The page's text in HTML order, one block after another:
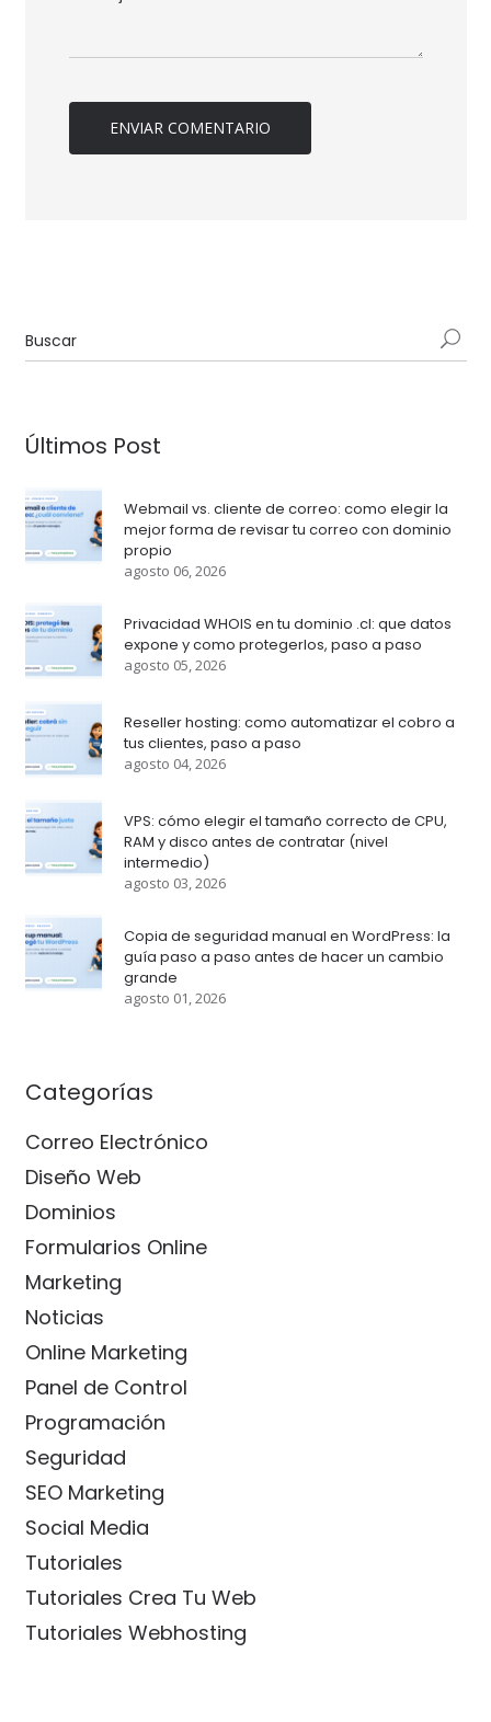
Últimos Post
Webmail vs. cliente de correo: como elegir la
mejor forma de revisar tu correo con dominio
propio
agosto 06, 2026
Privacidad WHOIS en tu dominio .cl: que datos
expone y como protegerlos, paso a paso
agosto 05, 2026
Reseller hosting: como automatizar el cobro a
tus clientes, paso a paso
agosto 04, 2026
VPS: cómo elegir el tamaño correcto de CPU,
RAM y disco antes de contratar (nivel
intermedio)
agosto 03, 2026
Copia de seguridad manual en WordPress: la
guía paso a paso antes de hacer un cambio
grande
agosto 01, 2026
Categorías
Correo Electrónico
Diseño Web
Dominios
Formularios Online
Marketing
Noticias
Online Marketing
Panel de Control
Programación
Seguridad
SEO Marketing
Social Media
Tutoriales
Tutoriales Crea Tu Web
Tutoriales Webhosting